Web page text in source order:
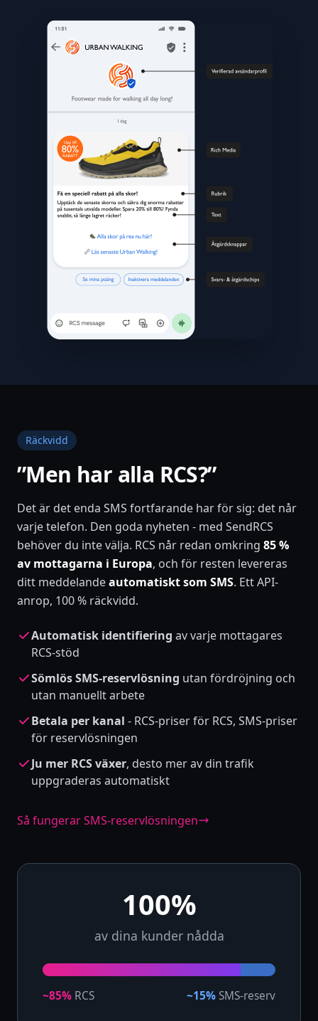
Räckvidd
”Men har alla RCS?”
Det är det enda SMS fortfarande har för sig: det når
varje telefon. Den goda nyheten - med SendRCS
behöver du inte välja. RCS når redan omkring 85 %
av mottagarna i Europa, och för resten levereras
ditt meddelandeautomatiskt som SMS. Ett API-
anrop, 100 % räckvidd.
Automatisk identifiering av varje mottagares
RCS-stöd
Sömlös SMS-reservlösning utan fördröjning och
utan manuellt arbete
Betala per kanal - RCS-priser för RCS, SMS-priser
för reservlösningen
Ju mer RCS växer, desto mer av din trafik
uppgraderas automatiskt
Så fungerar SMS-reservlösningen
100%
av dina kunder nådda